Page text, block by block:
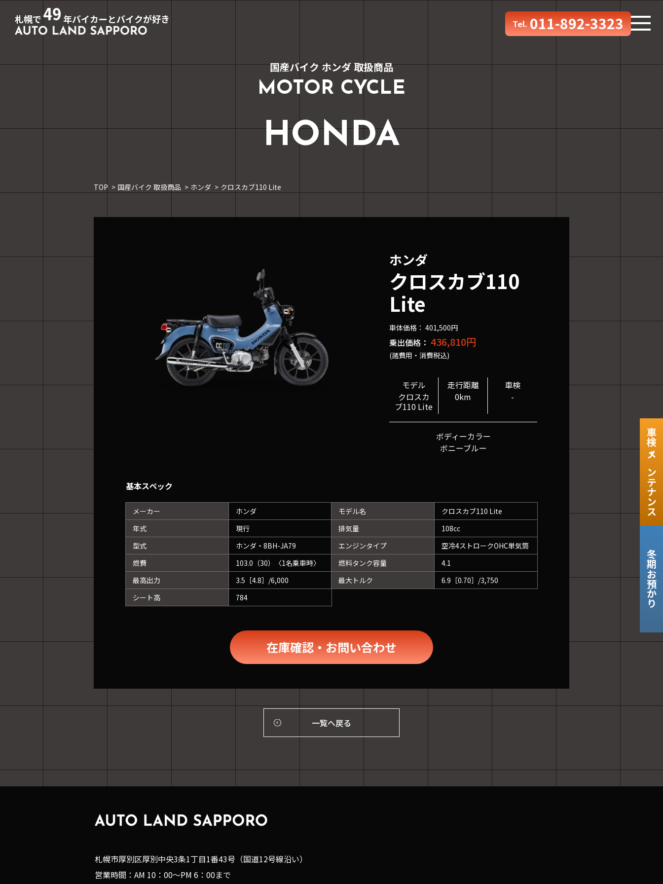
札幌で49 年バイカーとバイクが好き Tel. 011-892-3323
車検・メンテナンス
冬期お預かり
国産バイク ホンダ 取扱商品
MOTOR CYCLE
HONDA
TOP 国産バイク 取扱商品 ホンダ クロスカブ110 Lite
ホンダ
クロスカブ110
Lite
車体価格： 401,500円
乗出価格： 436,810円
(諸費用・消費税込)
モデル
クロスカ
ブ110 Lite
走行距離
0km
車検
-
ボディーカラー
ボニーブルー
基本スペック
メーカー
ホンダ
年式
現行
型式
ホンダ・8BH-JA79
燃費
103.0（30）〈1名乗車時〉
最高出力
3.5［4.8］/6,000
シート高
784
モデル名
クロスカブ110 Lite
排気量
108cc
エンジンタイプ
空冷4ストロークOHC単気筒
燃料タンク容量
4.1
最大トルク
6.9［0.70］/3,750
在庫確認・お問い合わせ
一覧へ戻る
札幌市厚別区厚別中央3条1丁目1番43号（国道12号線沿い）
営業時間：AM 10：00～PM 6：00まで